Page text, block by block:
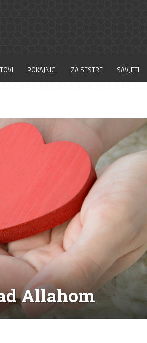
POKAJNICI ZA SESTRE SAVJETI
Allahom